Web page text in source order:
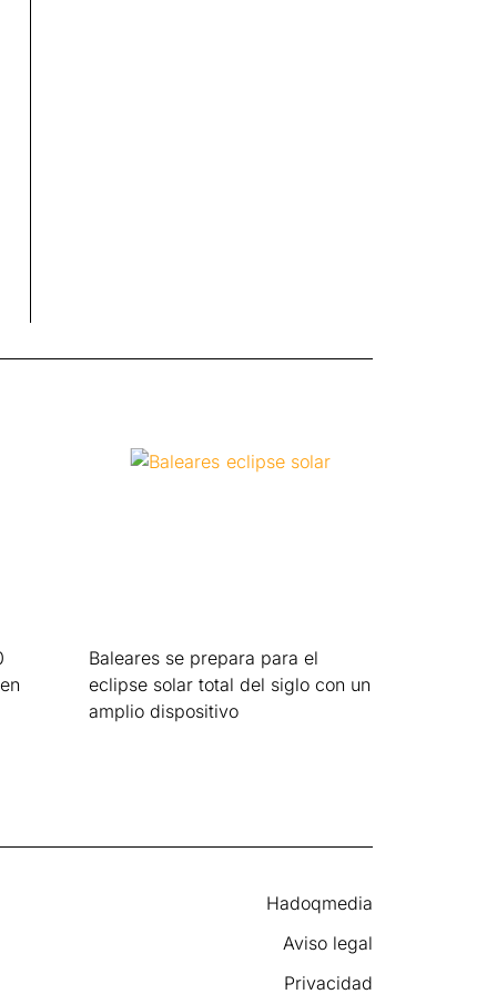
Baleares se prepara para el
eclipse solar total del siglo con un
amplio dispositivo
Hadoqmedia
Aviso legal
Privacidad